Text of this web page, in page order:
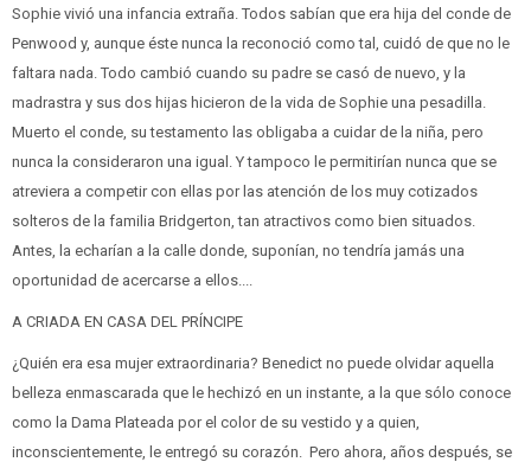
Sophie vivió una infancia extraña. Todos sabían que era hija del conde de
Penwood y, aunque éste nunca la reconoció como tal, cuidó de que no le
faltara nada. Todo cambió cuando su padre se casó de nuevo, y la
madrastra y sus dos hijas hicieron de la vida de Sophie una pesadilla.
Muerto el conde, su testamento las obligaba a cuidar de la niña, pero
nunca la consideraron una igual. Y tampoco le permitirían nunca que se
atreviera a competir con ellas por las atención de los muy cotizados
solteros de la familia Bridgerton, tan atractivos como bien situados.
Antes, la echarían a la calle donde, suponían, no tendría jamás una
oportunidad de acercarse a ellos....
A CRIADA EN CASA DEL PRÍNCIPE
¿Quién era esa mujer extraordinaria? Benedict no puede olvidar aquella
belleza enmascarada que le hechizó en un instante, a la que sólo conoce
como la Dama Plateada por el color de su vestido y a quien,
inconscientemente, le entregó su corazón. Pero ahora, años después, se